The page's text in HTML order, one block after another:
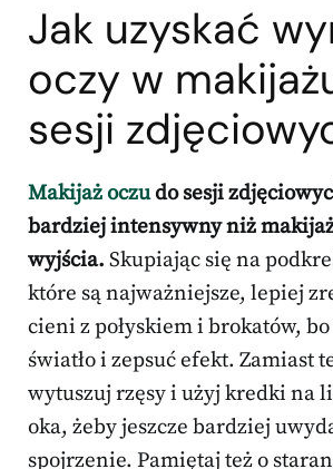
Jak uzyskać
oczy w
sesji
Makijaż oczudo sesji
bardziej intensywny niż
wyjścia. Skupiając się na
które są najważniejsze, lepiej
cieni z połyskiem i brokatów,
światło i zepsuć efekt. Zamiast
wytuszuj rzęsy i użyj kredki na
oka, żeby jeszcze bardziej
spojrzenie. Pamiętaj też o